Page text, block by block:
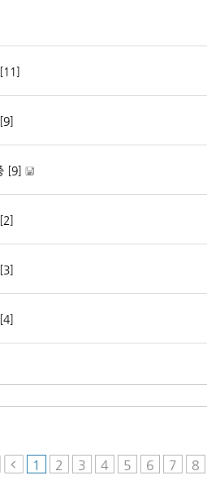
[11]
[9]
[9]
[
[2]
[3]
[4]
1 2 3 4 5 6 7
8